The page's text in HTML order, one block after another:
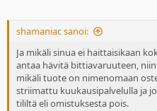
shamaniac sanoi:
Ja mikäli sinua ei haittaisikaan
antaa hävitä bittiavaruuteen,
mikäli tuote on nimenomaan
striimattu kuukausipalvelulla ja
tililtä eli omistuksesta pois.